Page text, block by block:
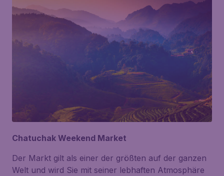
Chatuchak Weekend Market
Der Markt gilt als einer der größten auf der ganzen
Welt und wird Sie mit seiner lebhaften Atmosphäre